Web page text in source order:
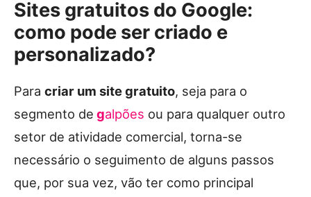
Sites gratuitos do Google:
como pode ser criado e
personalizado?
Para criar um site gratuito, seja para o
segmento de galpões ou para qualquer outro
setor de atividade comercial, torna-se
necessário o seguimento de alguns passos
que, por sua vez, vão ter como principal